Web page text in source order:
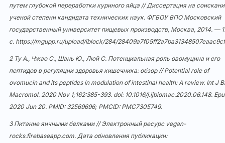
путем глубокой переработки куриного яйца // Диссертация на
ученой степени кандидата технических наук. ФГБОУ ВПО Московский
государственный университет пищевых производств, Москва, 2014. —
с. https://mgupp.ru/upload/iblock/284/
2 Ту А., Чжао С., Шань Ю., Люй С. Потенциальная роль овомуцина и его
пептидов в регуляции здоровья кишечника: обзор // Potential role of
ovomucin and its peptides in modulation of intestinal health: A review. Int J
Macromol. 2020 Nov 1;162:385-393. doi: 10.1016/j.ijbiomac.2020.06.148.
2020 Jun 20. PMID: 32569696; PMCID: PMC7305749.
3 Питание яичными белками // Электронный ресурс vegan-
rocks.firebaseapp.com. Дата обновления публикации: